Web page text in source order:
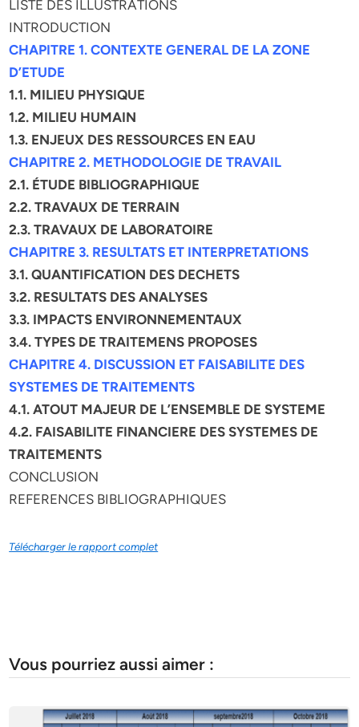
LISTE DES ILLUSTRATIONS
INTRODUCTION
CHAPITRE 1. CONTEXTE GENERAL DE LA ZONE
D’ETUDE
1.1. MILIEU PHYSIQUE
1.2. MILIEU HUMAIN
1.3. ENJEUX DES RESSOURCES EN EAU
CHAPITRE 2. METHODOLOGIE DE TRAVAIL
2.1. ÉTUDE BIBLIOGRAPHIQUE
2.2. TRAVAUX DE TERRAIN
2.3. TRAVAUX DE LABORATOIRE
CHAPITRE 3. RESULTATS ET INTERPRETATIONS
3.1. QUANTIFICATION DES DECHETS
3.2. RESULTATS DES ANALYSES
3.3. IMPACTS ENVIRONNEMENTAUX
3.4. TYPES DE TRAITEMENS PROPOSES
CHAPITRE 4. DISCUSSION ET FAISABILITE DES
SYSTEMES DE TRAITEMENTS
4.1. ATOUT MAJEUR DE L’ENSEMBLE DE SYSTEME
4.2. FAISABILITE FINANCIERE DES SYSTEMES DE
TRAITEMENTS
CONCLUSION
REFERENCES BIBLIOGRAPHIQUES
Télécharger le rapport complet
Vous pourriez aussi aimer :